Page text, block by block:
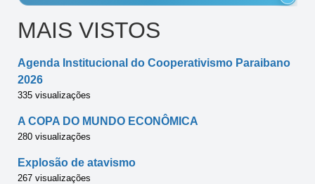
MAIS VISTOS
Agenda Institucional do Cooperativismo Paraibano
2026
335 visualizações
A COPA DO MUNDO ECONÔMICA
280 visualizações
Explosão de atavismo
267 visualizações